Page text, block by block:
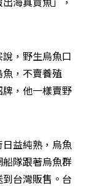
，野生烏魚口
，不賣養殖
，他一樣賣野
益純熟，烏魚
隊跟著烏魚群
台灣販售。台